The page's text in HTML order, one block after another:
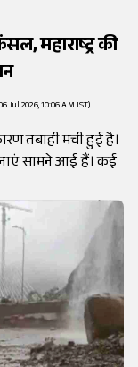
महाराष्ट्र की
Jul 2026, 10:06 AM IST)
तबाही मची हुई है।
सामने आई हैं। कई